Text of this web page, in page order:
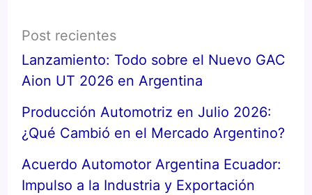
Post recientes
Lanzamiento: Todo sobre el Nuevo GAC
Aion UT 2026 en Argentina
Producción Automotriz en Julio 2026:
¿Qué Cambió en el Mercado Argentino?
Acuerdo Automotor Argentina Ecuador:
Impulso a la Industria y Exportación